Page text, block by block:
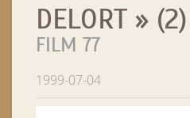
DELORT » (2)
FILM 77
1999-07-04